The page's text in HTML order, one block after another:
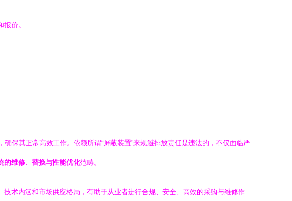
价。
确保其正常高效工作。依赖所谓“屏蔽装置”来规避排放责任是违法的，不仅面临严
的维修、替换与性能优化范畴。
术内涵和市场供应格局，有助于从业者进行合规、安全、高效的采购与维修作